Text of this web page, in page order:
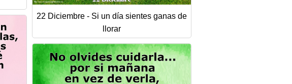
22 Diciembre - Si un día sientes ganas de
llorar